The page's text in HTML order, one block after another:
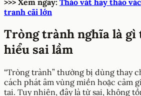
tranh cãi lớn
Tròng trành nghĩa là gì
hiểu sai lầm
“Tròng trành” thường bị dùng thay
cách phát âm vùng miền hoặc cảm
tai. Tuy nhiên, đây là từ sai, không